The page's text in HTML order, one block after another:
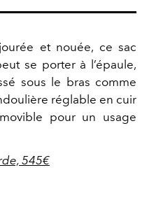
et nouée, ce sac
se porter à l’épaule,
sous le bras comme
réglable en cuir
pour un usage
545€